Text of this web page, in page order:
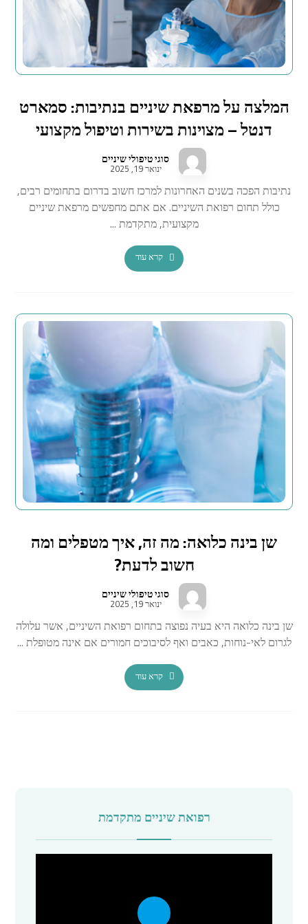
המלצה על מרפאת שיניים בנתיבות: סמארט
דנטל – מצוינות בשירות וטיפול מקצועי
סוגי טיפולי שיניים
ינואר 19, 2025
נתיבות הפכה בשנים האחרונות למרכז חשוב בדרום בתחומים רבים,
כולל תחום רפואת השיניים. אם אתם מחפשים מרפאת שיניים
מקצועית, מתקדמת ...
קרא עוד
שן בינה כלואה: מה זה, איך מטפלים ומה
חשוב לדעת?
סוגי טיפולי שיניים
ינואר 19, 2025
שן בינה כלואה היא בעיה נפוצה בתחום רפואת השיניים, אשר עלולה
לגרום לאי-נוחות, כאבים ואף לסיבוכים חמורים אם אינה מטופלת ...
קרא עוד
רפואת שיניים מתקדמת